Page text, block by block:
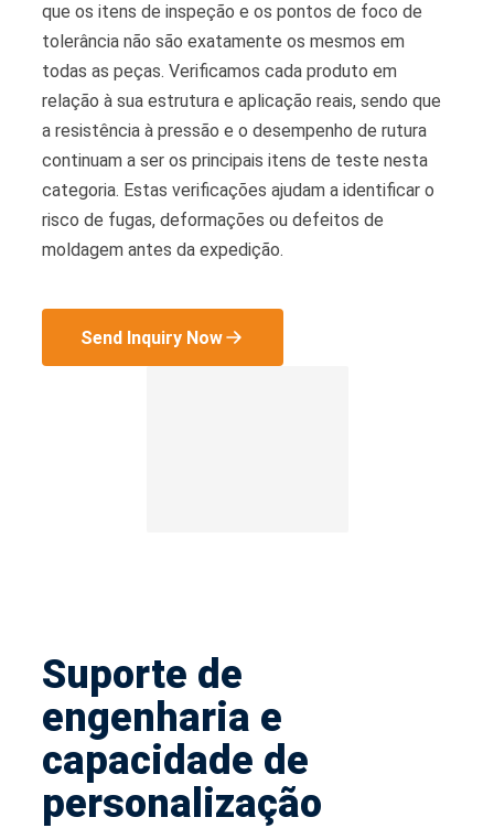
que os itens de inspeção e os pontos de foco de
tolerância não são exatamente os mesmos em
todas as peças. Verificamos cada produto em
relação à sua estrutura e aplicação reais, sendo que
a resistência à pressão e o desempenho de rutura
continuam a ser os principais itens de teste nesta
categoria. Estas verificações ajudam a identificar o
risco de fugas, deformações ou defeitos de
moldagem antes da expedição.
Send Inquiry Now
Suporte de
engenharia e
capacidade de
personalização